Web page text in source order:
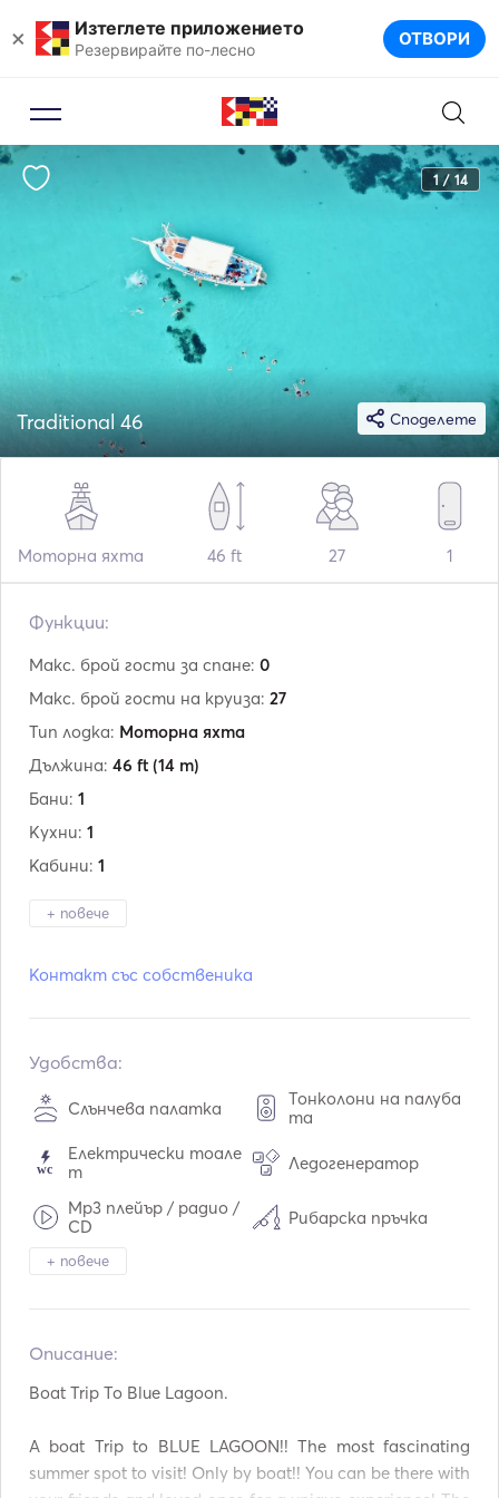
× Изтеглете приложението
Резервирайте по-лесно ОТВОРИ
1 / 14
Споделете
Traditional 46
Моторна яхта 46 ft 27 1
Функции:
Макс. брой гости за спане: 0
Макс. брой гости на круиза: 27
Тип лодка: Моторна яхта
Дължина: 46 ft (14 m)
Бани: 1
Кухни: 1
Кабини: 1
+ повече
Двигатели:
Тип гориво:
Дизелово гориво
Контакт със собственика
Удобства:
Слънчева палатка
Тонколони на палуба
та
Електрически тоале
т
Ледогенератор
Mp3 плейър / радио /
CD
Рибарска пръчка
Оборудване за гмурк
Ръководства и карт
и
и
ма
VHF
+ повече
Описание:
Boat Trip To Blue Lagoon.
A boat Trip to BLUE LAGOON!! The most fascinating
summer spot to visit! Only by boat!! You can be there with